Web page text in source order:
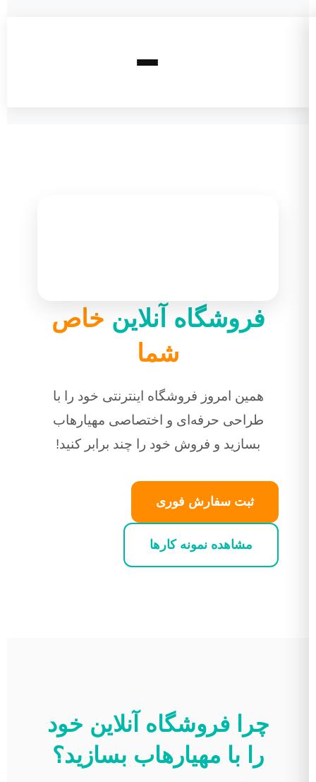
فروشگاه آنلاین خاص
شما
همین امروز فروشگاه اینترنتی خود را با
طراحی حرفه‌ای و اختصاصی مهیارهاب
بسازید و فروش خود را چند برابر کنید!
ثبت سفارش فوری
مشاهده نمونه کارها
چرا فروشگاه آنلاین خود
را با مهیارهاب بسازید؟